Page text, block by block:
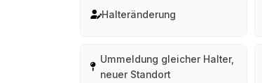
Halteränderung
Ummeldung gleicher Halter,
neuer Standort